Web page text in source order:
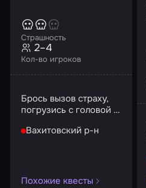
Страшность
Кол-во игроков
2–4
Брось вызов страху,
погрузись с головой в
выйди из неё
Вахитовский р-н
Похожие квесты